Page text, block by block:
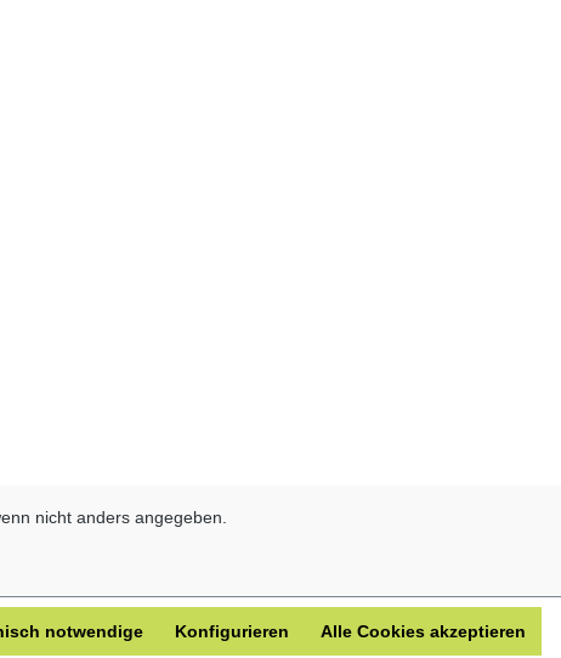
nicht anders angegeben.
notwendige Konfigurieren Alle Cookies akzeptieren